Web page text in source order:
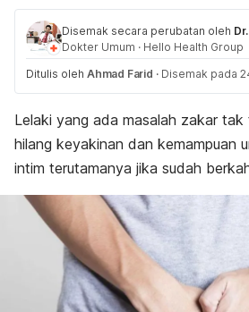
Disemak secara perubatan oleh
Dokter Umum · Hello Health Group
Ditulis oleh Ahmad Farid · Disemak pada
Lelaki yang ada masalah zakar
hilang keyakinan dan kemampuan
intim terutamanya jika sudah